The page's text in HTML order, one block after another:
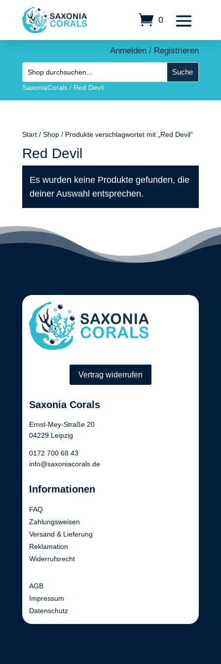
0
Anmelden / Registrieren
SaxoniaCorals/ Red Devil
Start/ Shop/ Produkte verschlagwortet mit „Red Devil“
Red Devil
Es wurden keine Produkte gefunden, die
deiner Auswahl entsprechen.
Vertrag widerrufen
Saxonia Corals
Ernst-Mey-Straße 20
04229 Leipzig
0172 700 68 43
info@saxoniacorals.de
Informationen
FAQ
Zahlungsweisen
Versand & Lieferung
Reklamation
Widerrufsrecht
AGB
Impressum
Datenschutz